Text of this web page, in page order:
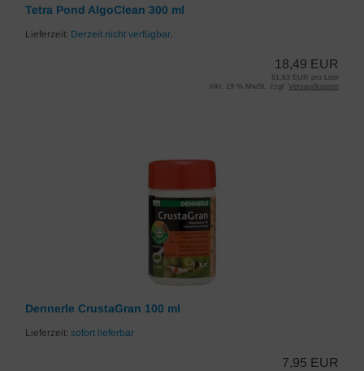
Tetra Pond AlgoClean 300 ml
Lieferzeit: Derzeit nicht verfügbar.
18,49 EUR
61,63 EUR pro Liter
inkl. 19 % MwSt. zzgl. Versandkosten
Dennerle CrustaGran 100 ml
Lieferzeit: sofort lieferbar
7,95 EUR